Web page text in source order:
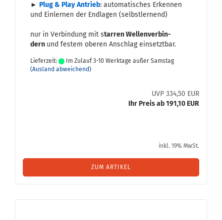
► Plug & Play An­trieb: au­to­ma­ti­sches Er­ken­nen
und Ein­ler­nen der End­la­gen (selbst­ler­nend)
nur in Ver­bin­dung mit star­ren Wel­len­ver­bin­
dern und fes­tem obe­ren An­schlag ein­setzt­bar.
Lieferzeit:
Im Zulauf 3-10 Werktage außer Samstag
(Ausland abweichend)
UVP 334,50 EUR
Ihr Preis ab 191,10 EUR
inkl. 19% MwSt.
ZUM ARTIKEL